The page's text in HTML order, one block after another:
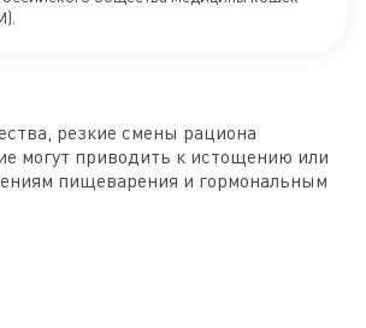
резкие смены рациона
могут приводить к истощению или
пищеварения и гормональным